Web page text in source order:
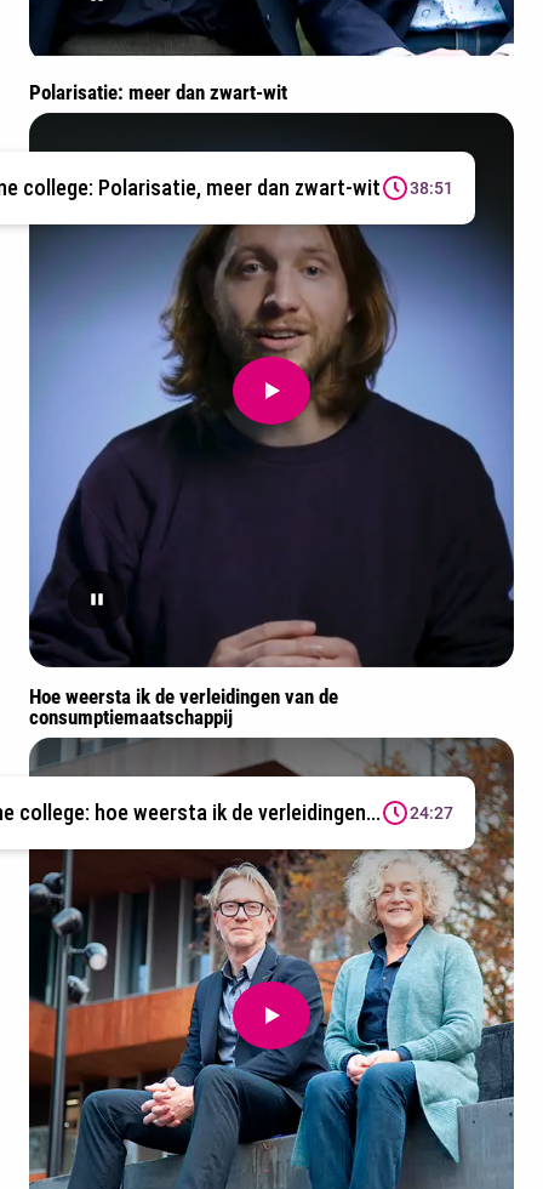
Polarisatie: meer dan zwart-wit
college: Polarisatie, meer dan zwart-wit 38:51
Hoe weersta ik de verleidingen van de
consumptiemaatschappij
college: hoe weersta ik de verleidingen... 24:27